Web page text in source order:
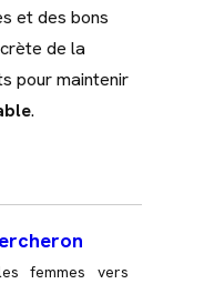
et des bons
de la
pour maintenir
.
femmes vers